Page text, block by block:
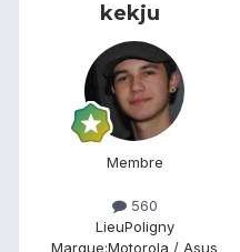
kekju
Membre
560
LieuPoligny
Marque:Motorola / Asus